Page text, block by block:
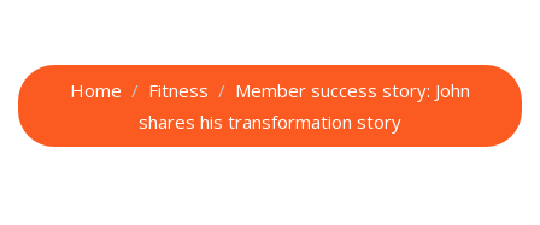
Home Fitness
Member success story: John
shares his transformation story